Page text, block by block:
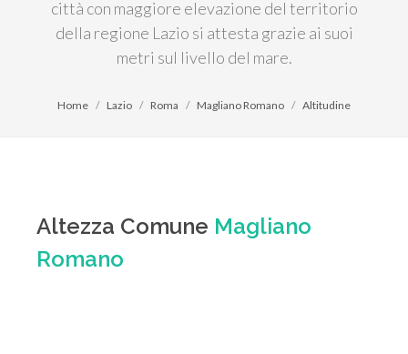
città con maggiore elevazione del territorio
della regione Lazio si attesta grazie ai suoi
metri sul livello del mare.
Home Lazio Roma Magliano Romano Altitudine
Altezza Comune Magliano
Romano